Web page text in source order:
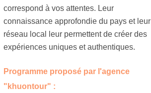
correspond à vos attentes. Leur
connaissance approfondie du pays et leur
réseau local leur permettent de créer des
expériences uniques et authentiques.
Programme proposé par l'agence
"khuontour" :